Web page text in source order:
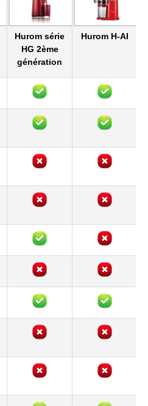
Hurom série
HG 2ème
génération
Hurom H-AI